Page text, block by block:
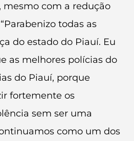
com a redução
todas as
do estado do Piauí. Eu
as melhores polícias do
do Piauí, porque
fortemente os
sem ser uma
como um dos